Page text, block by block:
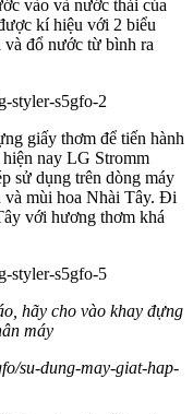
vào và nước thải của
kí hiệu với 2 biểu
đổ nước từ bình ra
giấy thơm để tiến hành
hiện nay LG Stromm
sử dụng trên dòng máy
và mùi hoa Nhài Tây. Đi
với hương thơm khá
hãy cho vào khay đựng
máy